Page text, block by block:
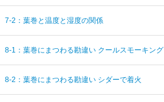
7-2：葉巻と温度と湿度の関係
8-1：葉巻にまつわる勘違い クールスモーキング
8-2：葉巻にまつわる勘違い シダーで着火